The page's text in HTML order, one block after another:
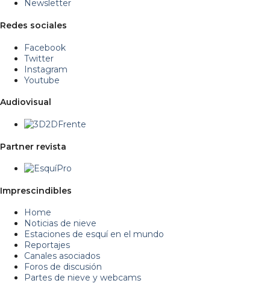
Newsletter
Redes sociales
Facebook
Twitter
Instagram
Youtube
Audiovisual
Partner revista
Imprescindibles
Home
Noticias de nieve
Estaciones de esquí en el mundo
Reportajes
Canales asociados
Foros de discusión
Partes de nieve y webcams